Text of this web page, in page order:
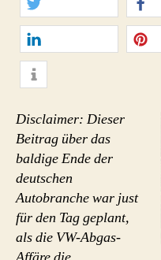
twittern teilen
mitteilen
Disclaimer: Dieser
Beitrag über das
baldige Ende der
deutschen
Autobranche war just
für den Tag geplant,
als die VW-Abgas-